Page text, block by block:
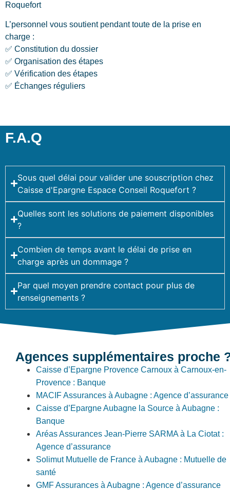
Roquefort
L’personnel vous soutient pendant toute de la prise en
charge :
✅ Constitution du dossier
✅ Organisation des étapes
✅ Vérification des étapes
✅ Échanges réguliers
F.A.Q
Sous quel délai pour valider une souscription chez
Caisse d'Epargne Espace Conseil Roquefort ?
Quelles sont les solutions de paiement disponibles
?
Combien de temps avant le délai de prise en
charge après un dommage ?
Par quel moyen prendre contact pour plus de
renseignements ?
Agences supplémentaires proche
Caisse d’Epargne Provence Carnoux à Carnoux-en-
Provence : Banque
MACIF Assurances à Aubagne : Agence d’assurance
Caisse d’Epargne Aubagne la Source à Aubagne :
Banque
Aréas Assurances Jean-Pierre SARMA à La Ciotat :
Agence d’assurance
Solimut Mutuelle de France à Aubagne : Mutuelle de
santé
GMF Assurances à Aubagne : Agence d’assurance